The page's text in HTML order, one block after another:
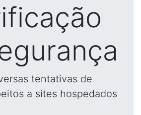
tentativas de
a sites hospedados